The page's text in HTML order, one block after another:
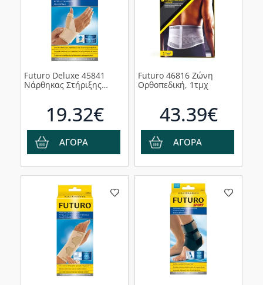
Futuro Deluxe 45841
Νάρθηκας Στήριξης
19.32€
ΑΓΟΡΑ
Futuro 46816 Ζώνη
Ορθοπεδική, 1τμχ
43.39€
ΑΓΟΡΑ